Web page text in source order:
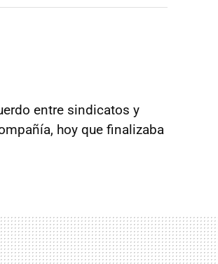
entre sindicatos y
hoy que finalizaba